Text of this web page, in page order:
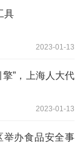
具
2023-01-13
”，上海人大代
2023-01-13
举办食品安全事